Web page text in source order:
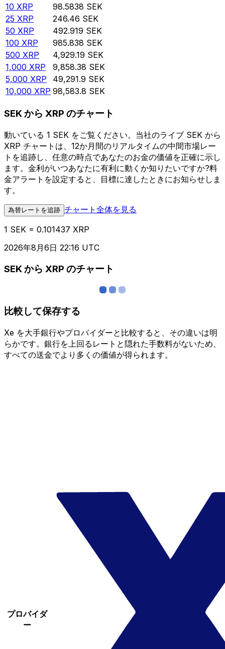
10 XRP 98.5838 SEK
25 XRP 246.46 SEK
50 XRP 492.919 SEK
100 XRP 985.838 SEK
500 XRP 4,929.19 SEK
1,000 XRP 9,858.38 SEK
5,000 XRP 49,291.9 SEK
10,000 XRP 98,583.8 SEK
SEK から XRP のチャート
動いている 1 SEK をご覧ください。当社のライブ SEK から
XRP チャートは、12か月間のリアルタイムの中間市場レー
トを追跡し、任意の時点であなたのお金の価値を正確に示し
ます。金利がいつあなたに有利に動くか知りたいですか?料
金アラートを設定すると、目標に達したときにお知らせしま
す。
為替レートを追跡 チャート全体を見る
1 SEK = 0.101437 XRP
2026年8月6日 22:16 UTC
SEK から XRP のチャート
比較して保存する
Xe を大手銀行やプロバイダーと比較すると、その違いは明
らかです。銀行を上回るレートと隠れた手数料がないため、
すべての送金でより多くの価値が得られます。
プロバイダ
ー